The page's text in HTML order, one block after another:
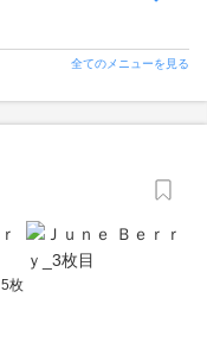
全てのメニューを見る
5枚